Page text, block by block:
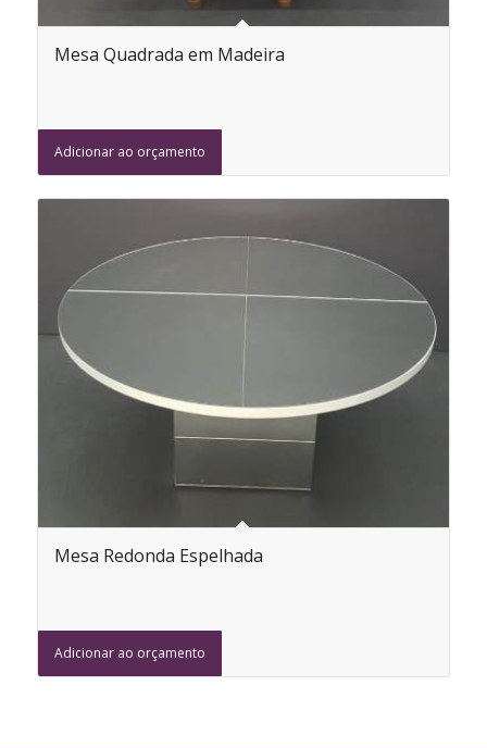
Mesa Quadrada em Madeira
Adicionar ao orçamento
Mesa Redonda Espelhada
Adicionar ao orçamento